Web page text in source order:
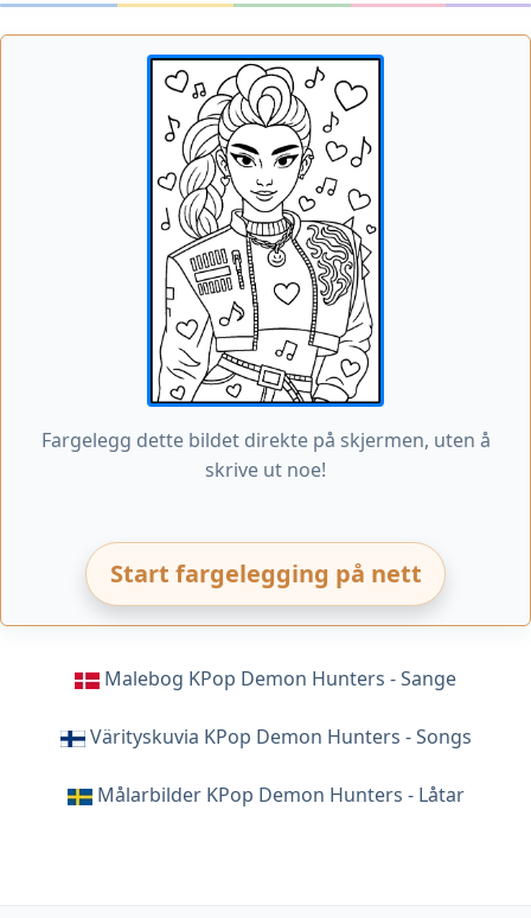
Fargelegg dette bildet direkte på skjermen, uten å
skrive ut noe!
Start fargelegging på nett
Malebog KPop Demon Hunters - Sange
Värityskuvia KPop Demon Hunters - Songs
Målarbilder KPop Demon Hunters - Låtar